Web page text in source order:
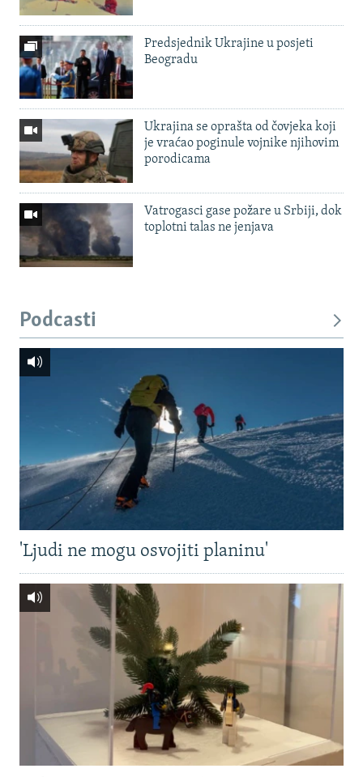
Predsjednik Ukrajine u posjeti
Beogradu
Ukrajina se oprašta od čovjeka koji
je vraćao poginule vojnike njihovim
porodicama
Vatrogasci gase požare u Srbiji, dok
toplotni talas ne jenjava
Podcasti
'Ljudi ne mogu osvojiti planinu'